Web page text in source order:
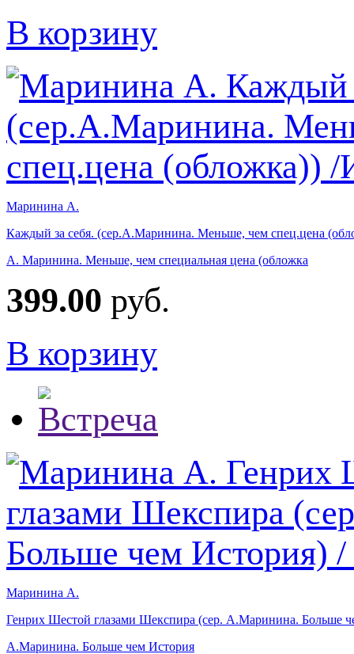
В корзину
Маринина А.
Каждый за себя. (сер.А.Маринина. Меньше, чем спец.цена
А. Маринина. Меньше, чем специальная цена (обложка
399.00 руб.
В корзину
Маринина А.
Генрих Шестой глазами Шекспира (сер. А.Маринина. Больше
А.Маринина. Больше чем История